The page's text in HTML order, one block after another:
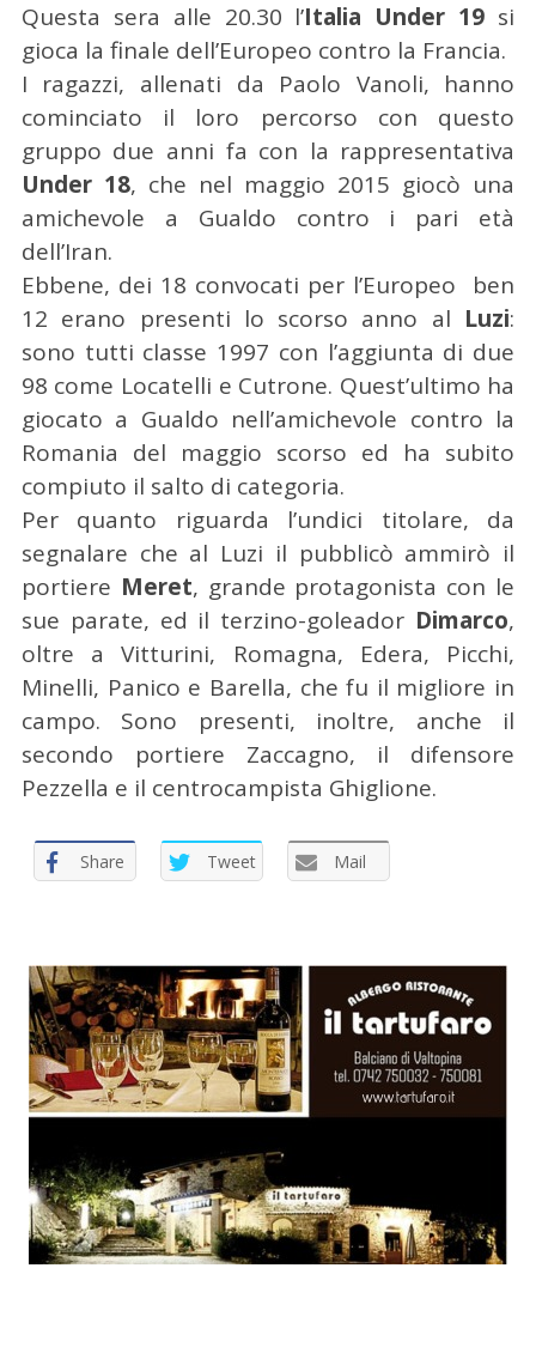
Questa sera alle 20.30 l’Italia Under 19 si
gioca la finale dell’Europeo contro la Francia.
I ragazzi, allenati da Paolo Vanoli, hanno
cominciato il loro percorso con questo
gruppo due anni fa con la rappresentativa
Under 18, che nel maggio 2015 giocò una
amichevole a Gualdo contro i pari età
dell’Iran.
Ebbene, dei 18 convocati per l’Europeo ben
12 erano presenti lo scorso anno al Luzi:
sono tutti classe 1997 con l’aggiunta di due
98 come Locatelli e Cutrone. Quest’ultimo ha
giocato a Gualdo nell’amichevole contro la
Romania del maggio scorso ed ha subito
compiuto il salto di categoria.
Per quanto riguarda l’undici titolare, da
segnalare che al Luzi il pubblicò ammirò il
portiere Meret, grande protagonista con le
sue parate, ed il terzino-goleador Dimarco,
oltre a Vitturini, Romagna, Edera, Picchi,
Minelli, Panico e Barella, che fu il migliore in
campo. Sono presenti, inoltre, anche il
secondo portiere Zaccagno, il difensore
Pezzella e il centrocampista Ghiglione.
Share Tweet Mail
r
c
a
e
r